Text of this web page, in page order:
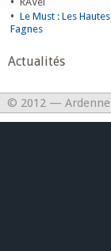
• Le Must : Les Hautes
Fagnes
Actualités
© 2012 —